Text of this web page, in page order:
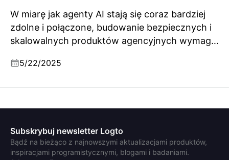
W miarę jak agenty AI stają się coraz bardziej
zdolne i połączone, budowanie bezpiecznych i
skalowalnych produktów agencyjnych wymaga
tożsamości. Ten przewodnik rozkłada na
odnaleźć się w nowym krajobrazie.
5/22/2025
Subskrybuj newsletter Logto
Bądź na bieżąco z najnowszymi aktualizacjami produktów,
inspiracjami programistycznymi, blogami i badaniami.